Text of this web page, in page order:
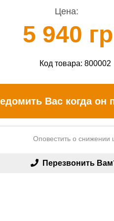
Цена:
5 940
Код товара: 800002
Вас когда он
Оповестить о снижении
Перезвонить